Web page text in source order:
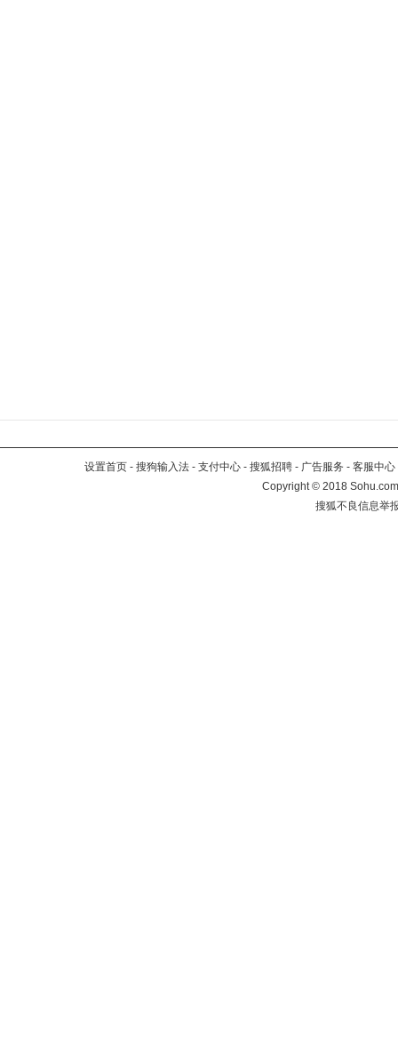
设置首页 - 搜狗输入法 - 支付中心 - 搜狐招聘 - 广告服务 - 客服中心
Copyright©2018
搜狐不良信息举